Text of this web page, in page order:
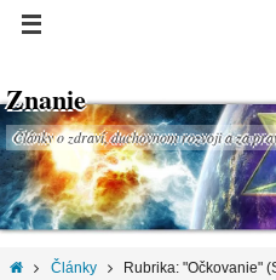
Znanie
Články o zdraví, duchovnom rozvoji a za
Články Rubrika: "Očkovanie"